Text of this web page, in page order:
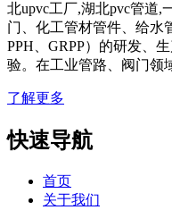
北upvc工厂,湖北pvc管道,
门、化工管材管件、给水
PPH、GRPP）的研发、
验。在工业管路、阀门领
了解更多
快速导航
首页
关于我们